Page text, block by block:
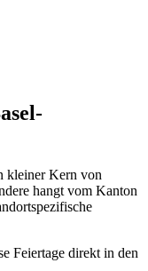
kleiner Kern von
hangt vom Kanton
Feiertage direkt in den